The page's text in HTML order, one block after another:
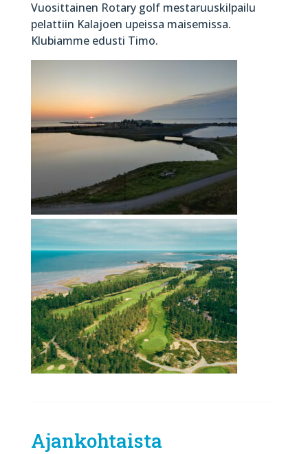
Vuosittainen Rotary golf mestaruuskilpailu
pelattiin Kalajoen upeissa maisemissa.
Klubiamme edusti Timo.
Ajankohtaista